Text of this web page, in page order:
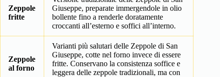
Zeppole
fritte
Giuseppe, preparate immergendole in olio
bollente fino a renderle doratamente
croccanti all’esterno e soffici all’interno.
Zeppole
al forno
Varianti più salutari delle Zeppole di San
Giuseppe, cotte nel forno invece di essere
fritte. Conservano la consistenza soffice e
leggera delle zeppole tradizionali, ma con